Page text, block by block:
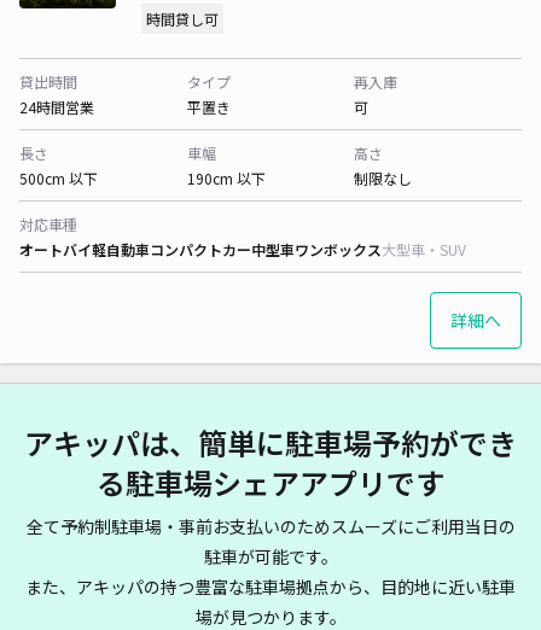
時間貸し可
貸出時間
24時間営業
タイプ
平置き
再入庫
可
長さ
500cm 以下
車幅
190cm 以下
高さ
制限なし
対応車種
オートバイ軽自動車コンパクトカー中型車ワンボックス大型車・SUV
詳細へ
アキッパは、簡単に駐車場予約ができ
る駐車場シェアアプリです
全て予約制駐車場・事前お支払いのためスムーズにご利用当日の
駐車が可能です。
また、アキッパの持つ豊富な駐車場拠点から、目的地に近い駐車
場が見つかります。